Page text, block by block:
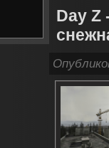
Day Z